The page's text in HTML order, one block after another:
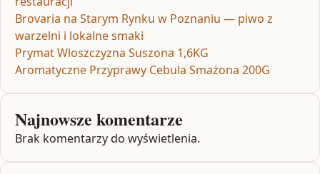
Brovaria na Starym Rynku w Poznaniu — piwo z
warzelni i lokalne smaki
Prymat Wloszczyzna Suszona 1,6KG
Aromatyczne Przyprawy Cebula Smażona 200G
Najnowsze komentarze
Brak komentarzy do wyświetlenia.